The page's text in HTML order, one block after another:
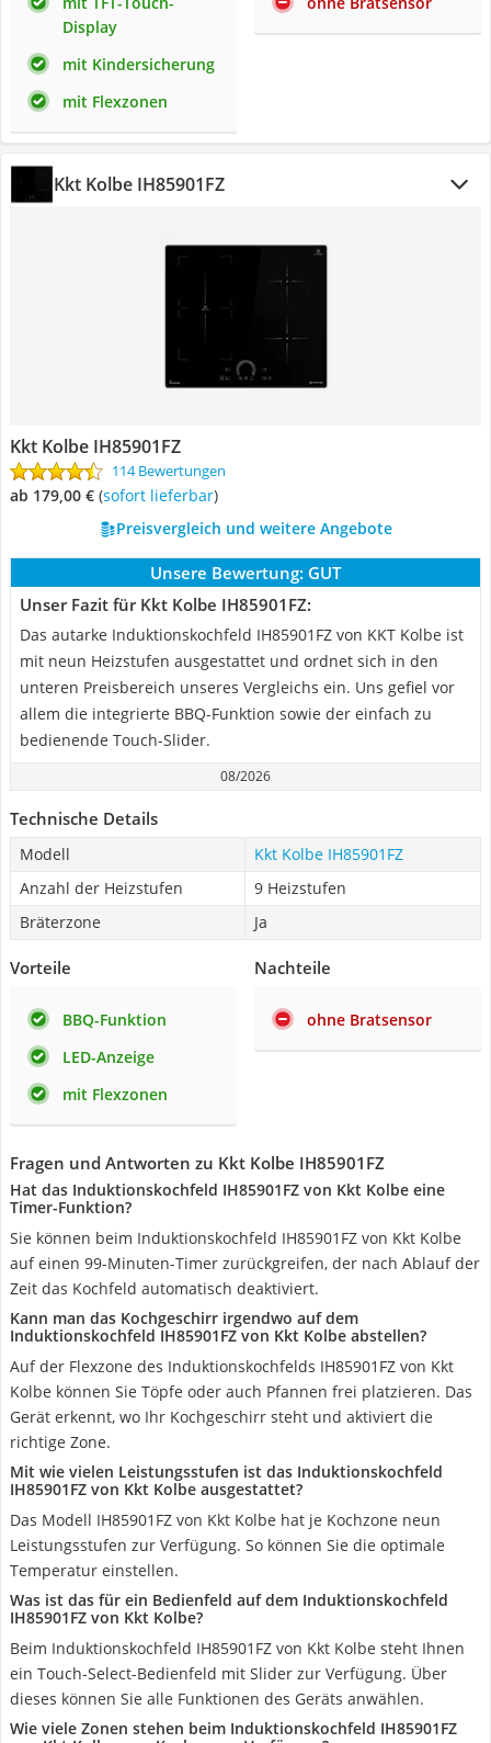
Display
mit Kindersicherung
mit Flexzonen
Kkt Kolbe IH85901FZ
Kkt Kolbe IH85901FZ
114 Bewertungen
ab 179,00 € ( Sofort lieferbar)
Preisvergleich und weitere Angebote
Unsere Bewertung: GUT
Unser Fazit für Kkt Kolbe IH85901FZ:
Das autarke Induktionskochfeld IH85901FZ von KKT Kolbe ist
mit neun Heizstufen ausgestattet und ordnet sich in den
unteren Preisbereich unseres Vergleichs ein. Uns gefiel vor
allem die integrierte BBQ-Funktion sowie der einfach zu
bedienende Touch-Slider.
08/2026
Technische Details
Modell
Kkt Kolbe IH85901FZ
Anzahl der Heizstufen
9 Heizstufen
Bräterzone
Ja
Vorteile
BBQ-Funktion
LED-Anzeige
mit Flexzonen
Nachteile
ohne Bratsensor
Fragen und Antworten zu Kkt Kolbe IH85901FZ
Hat das Induktionskochfeld IH85901FZ von Kkt Kolbe eine
Timer-Funktion?
Sie können beim Induktionskochfeld IH85901FZ von Kkt Kolbe
auf einen 99-Minuten-Timer zurückgreifen, der nach Ablauf der
Zeit das Kochfeld automatisch deaktiviert.
Kann man das Kochgeschirr irgendwo auf dem
Induktionskochfeld IH85901FZ von Kkt Kolbe abstellen?
Auf der Flexzone des Induktionskochfelds IH85901FZ von Kkt
Kolbe können Sie Töpfe oder auch Pfannen frei platzieren. Das
Gerät erkennt, wo Ihr Kochgeschirr steht und aktiviert die
richtige Zone.
Mit wie vielen Leistungsstufen ist das Induktionskochfeld
IH85901FZ von Kkt Kolbe ausgestattet?
Das Modell IH85901FZ von Kkt Kolbe hat je Kochzone neun
Leistungsstufen zur Verfügung. So können Sie die optimale
Temperatur einstellen.
Was ist das für ein Bedienfeld auf dem Induktionskochfeld
IH85901FZ von Kkt Kolbe?
Beim Induktionskochfeld IH85901FZ von Kkt Kolbe steht Ihnen
ein Touch-Select-Bedienfeld mit Slider zur Verfügung. Über
dieses können Sie alle Funktionen des Geräts anwählen.
Wie viele Zonen stehen beim Induktionskochfeld IH85901FZ